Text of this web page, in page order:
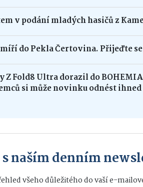
v podání mladých hasičů z
do Pekla Čertovina. Přijeďte
Z Fold8 Ultra dorazil do BOHEMIA
si může novinku odnést ihned
s naším denním
všeho důležitého do vaší e-